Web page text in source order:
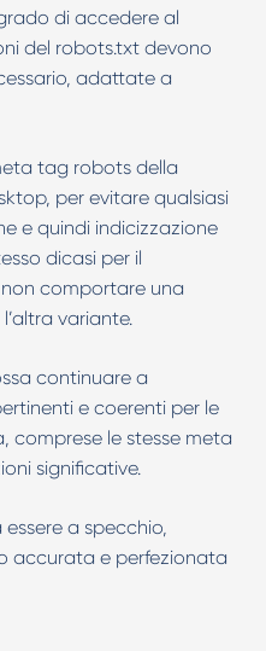
di accedere al
del robots.txt devono
adattate a
tag robots della
per evitare qualsiasi
e quindi indicizzazione
dicasi per il
comportare una
variante.
continuare a
e coerenti per le
comprese le stesse meta
significative.
a specchio,
accurata e perfezionata